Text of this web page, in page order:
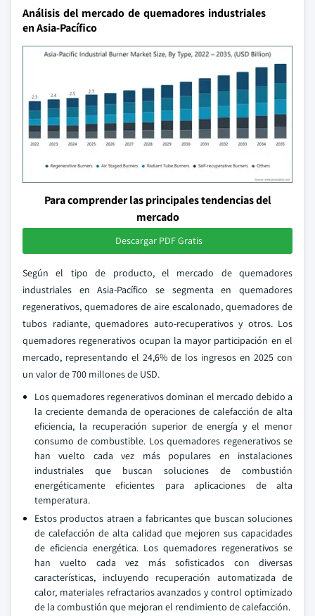
Análisis del mercado de quemadores industriales
en Asia-Pacífico
Para comprender las principales tendencias del
mercado
Descargar PDF Gratis
Según el tipo de producto, el mercado de quemadores
industriales en Asia-Pacífico se segmenta en quemadores
regenerativos, quemadores de aire escalonado, quemadores de
tubos radiante, quemadores auto-recuperativos y otros. Los
quemadores regenerativos ocupan la mayor participación en el
mercado, representando el 24,6% de los ingresos en 2025 con
un valor de 700 millones de USD.
Los quemadores regenerativos dominan el mercado debido a
la creciente demanda de operaciones de calefacción de alta
eficiencia, la recuperación superior de energía y el menor
consumo de combustible. Los quemadores regenerativos se
han vuelto cada vez más populares en instalaciones
industriales que buscan soluciones de combustión
energéticamente eficientes para aplicaciones de alta
temperatura.
Estos productos atraen a fabricantes que buscan soluciones
de calefacción de alta calidad que mejoren sus capacidades
de eficiencia energética. Los quemadores regenerativos se
han vuelto cada vez más sofisticados con diversas
características, incluyendo recuperación automatizada de
calor, materiales refractarios avanzados y control optimizado
de la combustión que mejoran el rendimiento de calefacción.